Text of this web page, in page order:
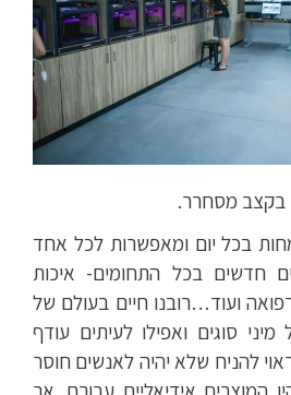
בקצב מסחרר.
בכל יום ומאפשרות לכל אחד
חדשים בכל התחומים- איכות
ועוד…רובנו חיים בעולם של
סוגים ואפילו לעיתים עודף
להניח שלא יהיה לאנשים חוסר